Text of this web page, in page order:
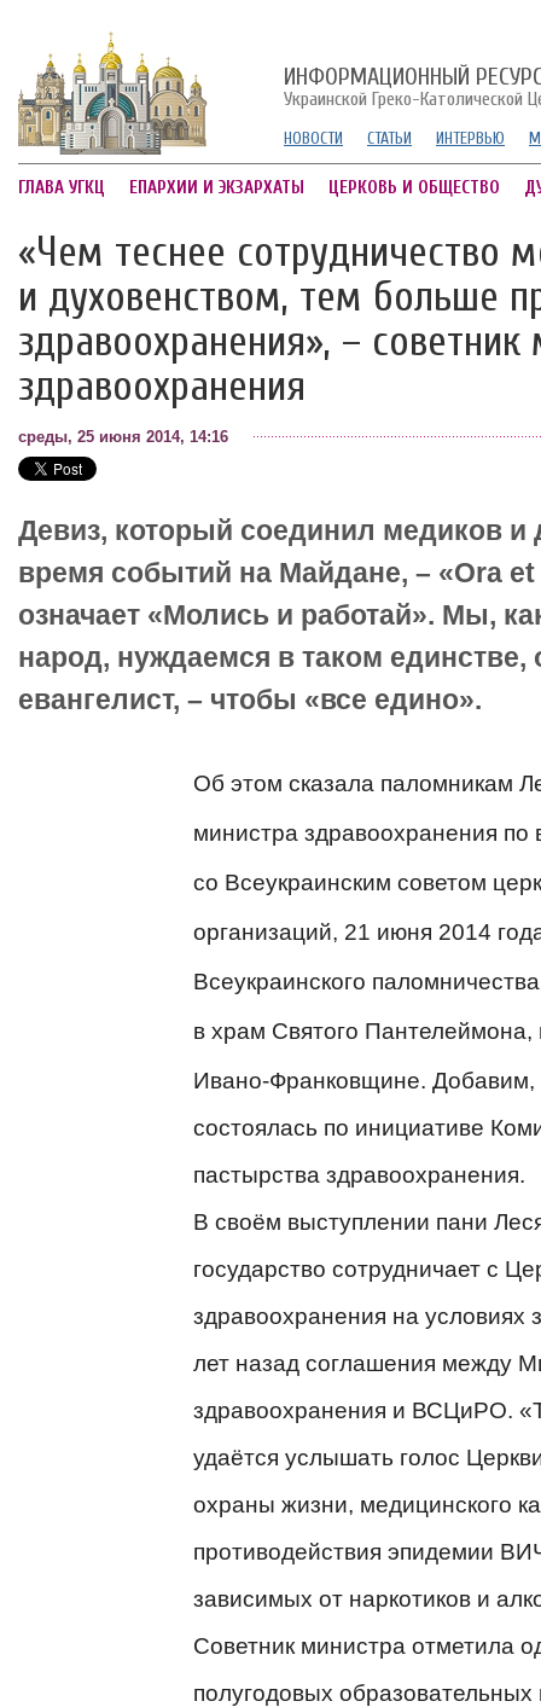
ИНФОРМАЦИОННЫЙ
Украинской Греко-Католической
НОВОСТИ СТАТЬИ ИНТЕРВЬЮ
ГЛАВА УГКЦ ЕПАРХИИ И ЭКЗАРХАТЫ ЦЕРКОВЬ И ОБЩЕСТВО
«Чем теснее сотрудничество
и духовенством, тем больше
здравоохранения», – советник
здравоохранения
среды, 25 июня 2014, 14:16
Девиз, который соединил медиков и
время событий на Майдане, – «Оra et
означает «Молись и работай». Мы,
народ, нуждаемся в таком единстве,
евангелист, – чтобы «все едино».
Об этом сказала паломникам
министра здравоохранения по
со Всеукраинским советом
организаций, 21 июня 2014
Всеукраинского
в храм Святого Пантелеймона,
Ивано-Франковщине. Добавим,
состоялась по инициативе
пастырства здравоохранения.
В своём выступлении пани
государство сотрудничает с
здравоохранения на условиях
лет назад соглашения между
здравоохранения и ВСЦиРО.
удаётся услышать голос
охраны жизни, медицинского
противодействия эпидемии
зависимых от наркотиков и
Советник министра отметила
полугодовых образовательных